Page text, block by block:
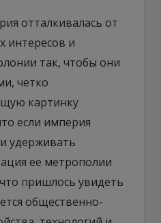
отталкивалась от
интересов и
так, чтобы они
четко
картинку
если империя
удерживать
ее метрополии
пришлось увидеть
общественно-